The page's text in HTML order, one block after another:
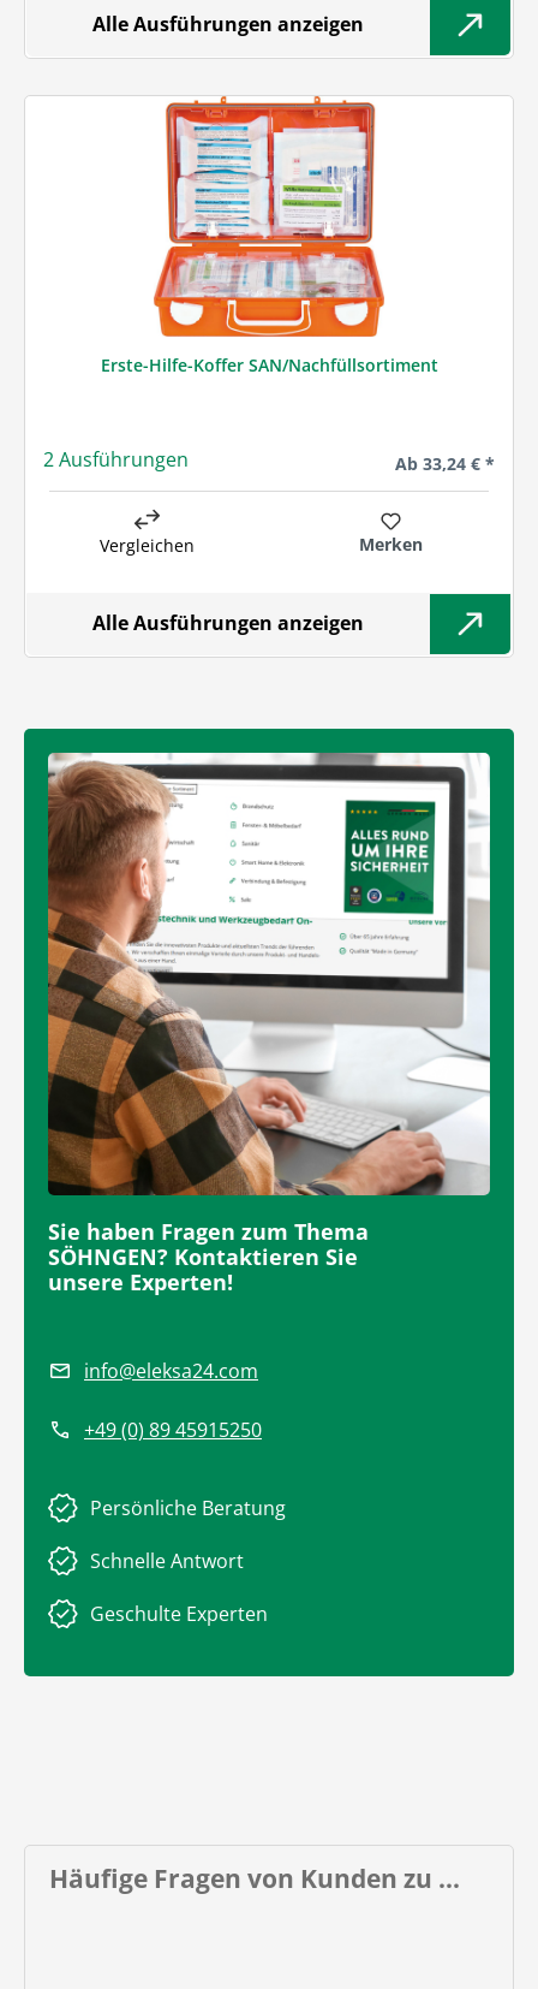
Alle Ausführungen anzeigen
Erste-Hilfe-Koffer SAN/Nachfüllsortiment
2 Ausführungen Regulärer Preis:
Ab 33,24 € *
Vergleichen Merken
Alle Ausführungen anzeigen
Sie haben Fragen zum Thema
SÖHNGEN? Kontaktieren Sie
unsere Experten!
info@eleksa24.com
+49 (0) 89 45915250
Persönliche Beratung
Schnelle Antwort
Geschulte Experten
Häufige Fragen von Kunden zu ...